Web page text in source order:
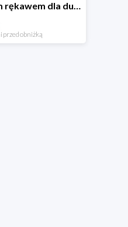
T-shirt z długim rękawem dla dużych dzieci (chłopców)
przed obniżką